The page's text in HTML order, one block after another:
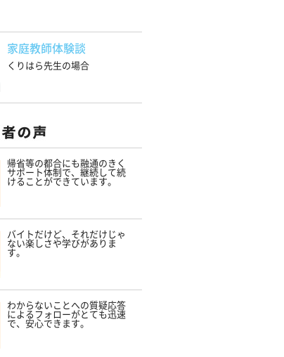
家庭教師体験談
くりはら先生の場合
帰省等の都合にも融通のきく
サポート体制で、継続して続
けることができています。
バイトだけど、それだけじゃ
ない楽しさや学びがありま
す。
わからないことへの質疑応答
によるフォローがとても迅速
で、安心できます。